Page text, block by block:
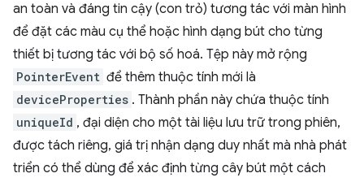
an toàn và đáng tin cậy (con trỏ) tương tác với màn hình
để đặt các màu cụ thể hoặc hình dạng bút cho từng
thiết bị tương tác với bộ số hoá. Tệp này mở rộng
PointerEvent để thêm thuộc tính mới là
deviceProperties . Thành phần này chứa thuộc tính
uniqueId , đại diện cho một tài liệu lưu trữ trong phiên,
được tách riêng, giá trị nhận dạng duy nhất mà nhà phát
triển có thể dùng để xác định từng cây bút một cách